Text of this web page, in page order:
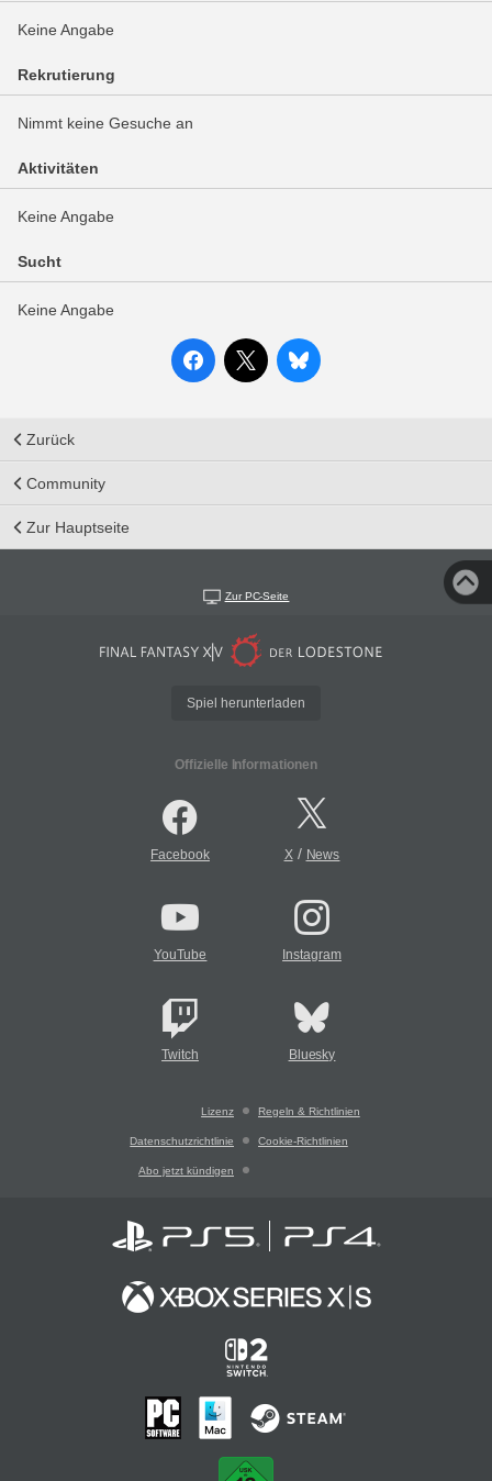
Keine Angabe
Rekrutierung
Nimmt keine Gesuche an
Aktivitäten
Keine Angabe
Sucht
Keine Angabe
Zurück
Community
Zur Hauptseite
Zur PC-Seite
Spiel herunterladen
Offizielle Informationen
Facebook X/ News
YouTube Instagram
Twitch Bluesky
Lizenz Regeln & Richtlinien
Datenschutzrichtlinie Cookie-Richtlinien
Abo jetzt kündigen